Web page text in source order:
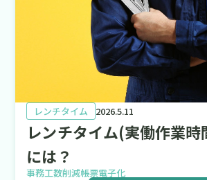
レンチタイム 2026.5.11
レンチタイム(実働作業
には？
事務工数削減帳票電子化